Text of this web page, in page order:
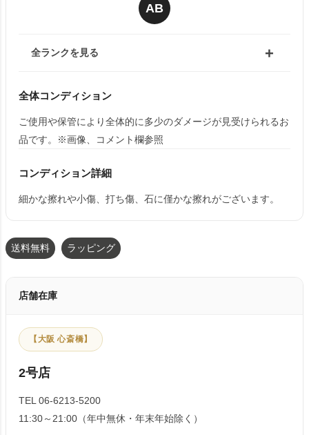
AB
全ランクを見る
全体コンディション
ご使用や保管により全体的に多少のダメージが見受けられるお
品です。※画像、コメント欄参照
コンディション詳細
細かな擦れや小傷、打ち傷、石に僅かな擦れがございます。
送料無料 ラッピング
店舗在庫
【大阪 心斎橋】
2号店
TEL 06-6213-5200
11:30～21:00（年中無休・年末年始除く）